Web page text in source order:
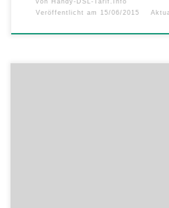
von Handy-DSL-Tarif.Info
Veröffentlicht am
15/06/2015